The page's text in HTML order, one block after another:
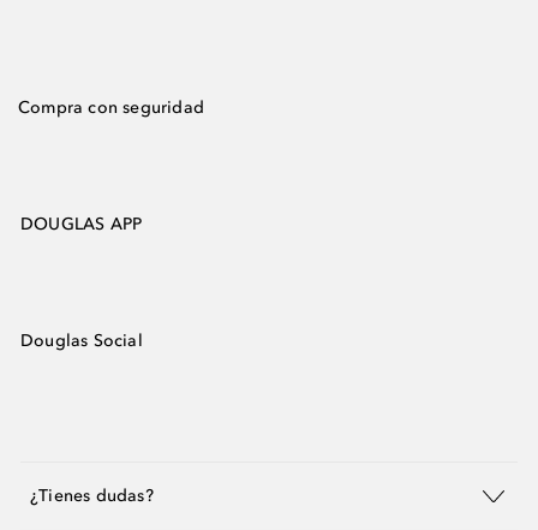
Compra con seguridad
DOUGLAS APP
Douglas Social
¿Tienes dudas?